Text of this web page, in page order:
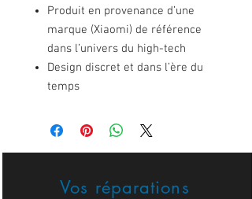
Produit en provenance d’une
marque (Xiaomi) de référence
dans l’univers du high-tech
Design discret et dans l’ère du
temps
Vos réparations